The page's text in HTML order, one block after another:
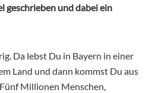
geschrieben und dabei ein
Da lebst Du in Bayern in einer
Land und dann kommst Du aus
Millionen Menschen,